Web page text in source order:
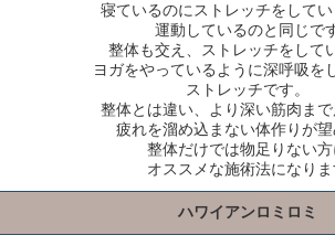
寝ているのにストレッチをしてい
運動しているのと同じで
整体も交え、ストレッチをして
ヨガをやっているように深呼吸を
ストレッチです。
整体とは違い、より深い筋肉ま
疲れを溜め込まない体作りが
整体だけでは物足りない方
オススメな施術法になりま
ハワイアンロミロミ